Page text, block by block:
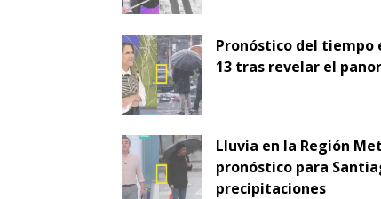
Pronóstico del tiempo
13 tras revelar el
Lluvia en la Región
pronóstico para
precipitaciones